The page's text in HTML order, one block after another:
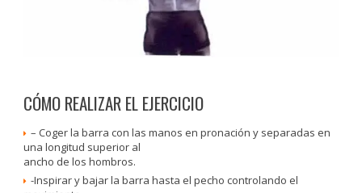
CÓMO REALIZAR EL EJERCICIO
– Coger la barra con las manos en pronación y separadas en
una longitud superior al
ancho de los hombros.
-Inspirar y bajar la barra hasta el pecho controlando el